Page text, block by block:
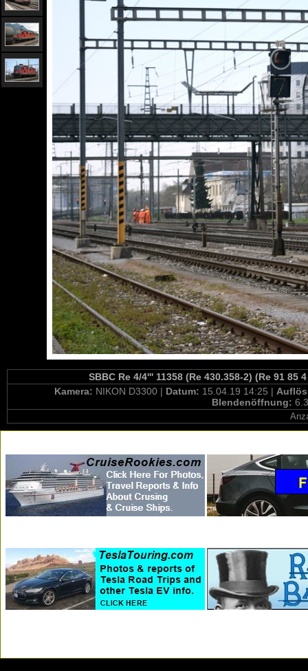
SBBC Re 4/4''' 11358 (Re 430.358-2) (Re 91 85
Kamera: NIKON D3300 | Datum: 15.04.19 14:25 |
Blendenöffnung: